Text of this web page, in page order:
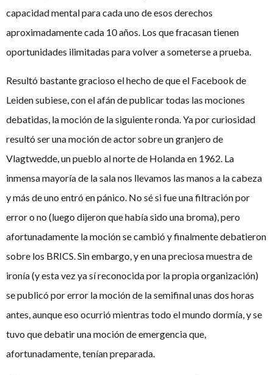
capacidad mental para cada uno de esos derechos
aproximadamente cada 10 años. Los que fracasan tienen
oportunidades ilimitadas para volver a someterse a prueba.
Resultó bastante gracioso el hecho de que el Facebook de
Leiden subiese, con el afán de publicar todas las mociones
debatidas, la moción de la siguiente ronda. Ya por curiosidad
resultó ser una moción de actor sobre un granjero de
Vlagtwedde, un pueblo al norte de Holanda en 1962. La
inmensa mayoría de la sala nos llevamos las manos a la cabeza
y más de uno entró en pánico. No sé si fue una filtración por
error o no (luego dijeron que había sido una broma), pero
afortunadamente la moción se cambió y finalmente debatieron
sobre los BRICS. Sin embargo, y en una preciosa muestra de
ironía (y esta vez ya sí reconocida por la propia organización)
se publicó por error la moción de la semifinal unas dos horas
antes, aunque eso ocurrió mientras todo el mundo dormía, y se
tuvo que debatir una moción de emergencia que,
afortunadamente, tenían preparada.